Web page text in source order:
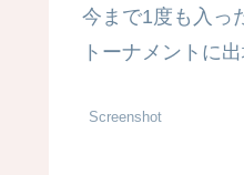
今まで1度も入っ
トーナメントに
Screenshot